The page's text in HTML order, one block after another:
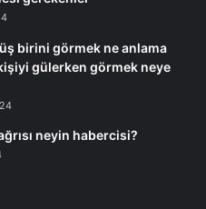
birini görmek ne anlama
gülerken görmek neye
neyin habercisi?